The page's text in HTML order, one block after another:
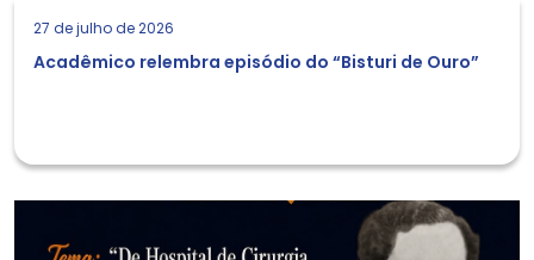
27 de julho de 2026
Acadêmico relembra episódio do “Bisturi de Ouro”